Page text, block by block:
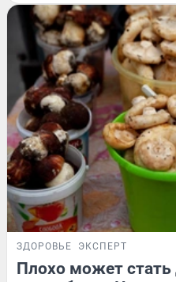
ЗДОРОВЬЕ ЭКСПЕРТ
Плохо может